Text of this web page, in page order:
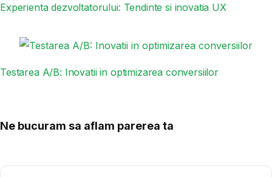
Experienta dezvoltatorului: Tendinte si inovatia UX
Testarea A/B: Inovatii in optimizarea conversiilor
Ne bucuram sa aflam parerea ta